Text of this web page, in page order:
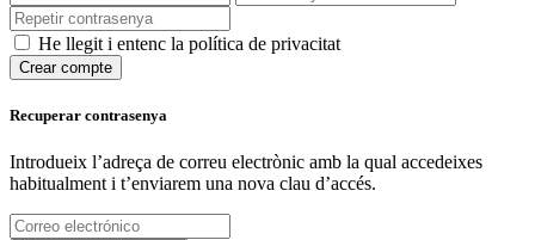
He llegit i entenc la política de privacitat
Crear compte
Recuperar contrasenya
Introdueix l’adreça de correu electrònic amb la qual accedeixes
habitualment i t’enviarem una nova clau d’accés.